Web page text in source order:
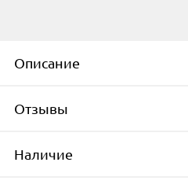
Описание
Наушники TWS
индивидуального
Отзывы
Будьте
Наличие